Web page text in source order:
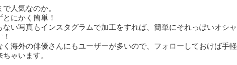
人気なのか。
にかく簡単！
い写真もインスタグラムで加工をすれば、簡単にそれっぽいオシャ
く海外の俳優さんにもユーザーが多いので、フォローしておけば手軽
ゃいます。